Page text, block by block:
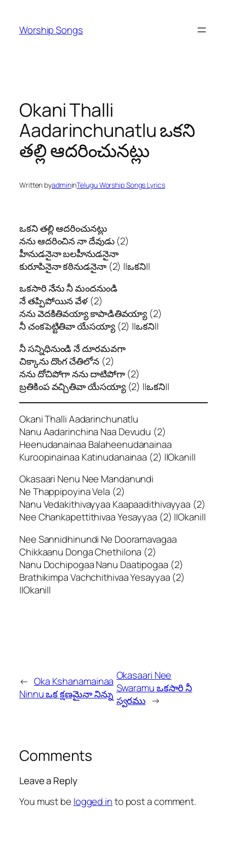
content
Worship Songs
Okani Thalli
Aadarinchunatlu ఒకని
తల్లి ఆదరించునట్లు
Written byadmininTelugu Worship Songs Lyrics
ఒకని తల్లి ఆదరించునట్లు
నను ఆదరించిన నా దేవుడు (2)
హీనుడనైనా బలహీనుడనైనా
కురూపినైనా కఠినుడనైనా (2) ||ఒకని||
ఒకసారి నేను నీ మందనుండి
నే తప్పిపోయిన వేళ (2)
నను వెదకితివయ్యా కాపాడితివయ్యా (2)
నీ చంకపెట్టితివా యేసయ్యా (2) ||ఒకని||
నీ సన్నిధినుండి నే దూరమవగా
చిక్కాను దొంగ చేతిలోన (2)
నను దోచిపోగా నను దాటిపోగా (2)
బ్రతికింప వచ్చితివా యేసయ్యా (2) ||ఒకని||
Okani Thalli Aadarinchunatlu
Nanu Aadarinchina Naa Devudu (2)
Heenudanainaa Balaheenudanainaa
Kuroopinainaa Katinudanainaa (2) ||Okani||
Okasaari Nenu Nee Mandanundi
Ne Thappipoyina Vela (2)
Nanu Vedakithivayyaa Kaapaadithivayyaa (2)
Nee Chankapettithivaa Yesayyaa (2) ||Okani||
Nee Sannidhinundi Ne Dooramavagaa
Chikkaanu Donga Chethilona (2)
Nanu Dochipogaa Nanu Daatipogaa (2)
Brathikimpa Vachchithivaa Yesayyaa (2)
||Okani||
← Oka Kshanamainaa
Ninnu ఒక క్షణమైనా నిన్ను
Okasaari Nee
Swaramu ఒకసారి నీ
స్వరము →
Comments
Leave a Reply
You must be logged into post a comment.